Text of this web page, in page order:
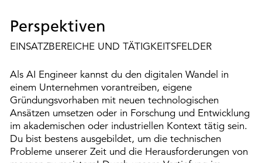
Perspektiven
EINSATZBEREICHE UND TÄTIGKEITSFELDER
Als AI Engineer kannst du den digitalen Wandel in
einem Unternehmen vorantreiben, eigene
Gründungsvorhaben mit neuen technologischen
Ansätzen umsetzen oder in Forschung und Entwicklung
im akademischen oder industriellen Kontext tätig sein.
Du bist bestens ausgebildet, um die technischen
Probleme unserer Zeit und die Herausforderungen von